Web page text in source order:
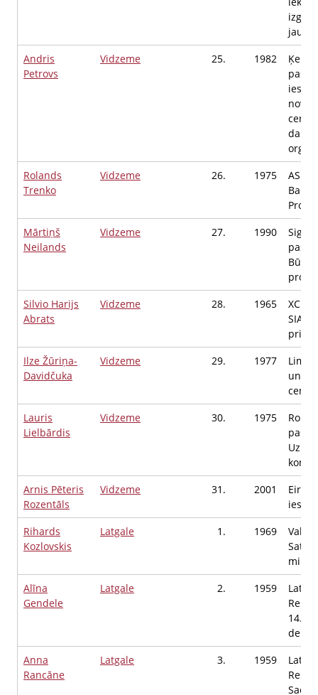
Andris
Petrovs
Vidzeme 25. 1982
darba
Rolands
Trenko
Vidzeme 26. 1975
AS
Baltic
Mārtiņš
Neilands
Vidzeme 27. 1990
Silvio Harijs
Abrats
Vidzeme 28. 1965
SIA,
Ilze Žūriņa-
Davidčuka
Vidzeme 29. 1977
un
Lauris
Lielbārdis
Vidzeme 30. 1975
Arnis Pēteris
Rozentāls
Vidzeme 31. 2001
Rihards
Kozlovskis
Latgale 1. 1969
Alīna
Gendele
Latgale 2. 1959
Anna
Rancāne
Latgale 3. 1959